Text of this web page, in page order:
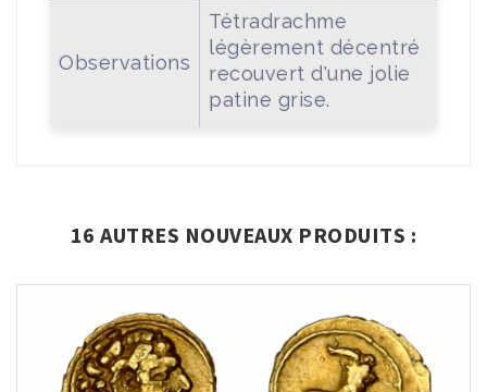
Observations
Tétradrachme
légèrement décentré
recouvert d'une jolie
patine grise.
16 AUTRES NOUVEAUX PRODUITS :